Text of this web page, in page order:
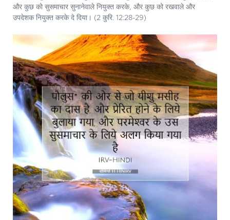
और कुछ को सुसमाचार सुनानेवाले नियुक्त करके, और कुछ को रखवाले और
उपदेशक नियुक्त करके दे दिया। (2 कुरि. 12:28-29)